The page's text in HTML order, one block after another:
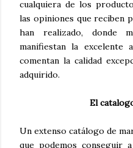
cualquiera de los
las opiniones que reciben
han realizado, donde
manifiestan la excelente
comentan la calidad
adquirido.
El
Un extenso catálogo de
que podemos conseguir